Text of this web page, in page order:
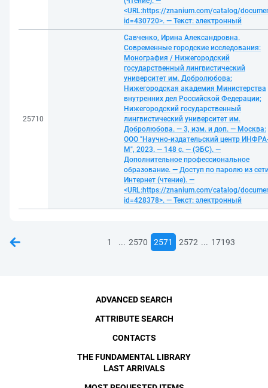
<URL:https://znanium.com/catalog/
id=430720>. — Текст: электронный
25710
Савченко, Ирина Александровна.
Современные городские исследования:
Монография / Нижегородский
государственный лингвистический
университет им. Добролюбова;
Нижегородская академия Министерства
внутренних дел Российской Федерации;
Нижегородский государственный
лингвистический университет им.
Добролюбова. — 3, изм. и доп. — Москва:
ООО "Научно-издательский центр
М", 2023. — 148 с. — (ЭБС). —
Дополнительное профессиональное
образование. — Доступ по паролю из
Интернет (чтение). —
<URL:https://znanium.com/catalog/
id=428378>. — Текст: электронный
1 ... 2570 2571 2572 ... 17193
ADVANCED SEARCH
ATTRIBUTE SEARCH
CONTACTS
THE FUNDAMENTAL LIBRARY
LAST ARRIVALS